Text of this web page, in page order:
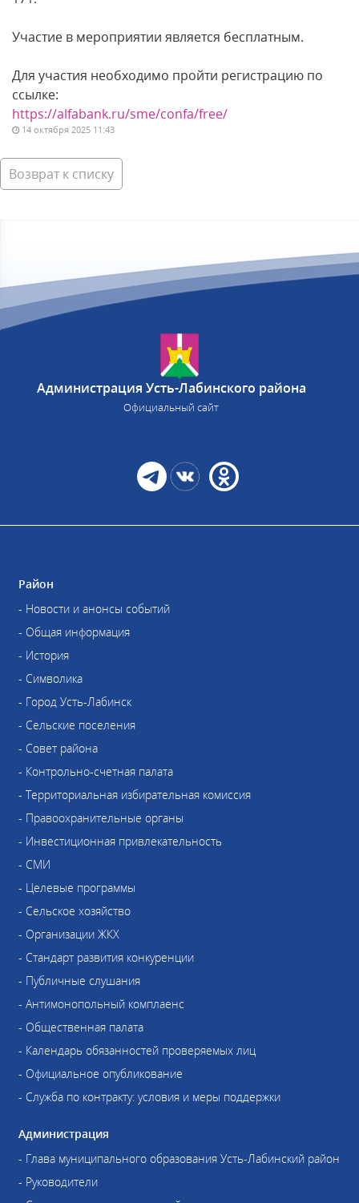
Участие в мероприятии является бесплатным.
Для участия необходимо пройти регистрацию по
ссылке:
https://alfabank.ru/sme/confa/free/
14 октября 2025 11:43
Возврат к списку
Администрация Усть-Лабинского района
Официальный сайт
Район
- Новости и анонсы событий
- Общая информация
- История
- Символика
- Город Усть-Лабинск
- Сельские поселения
- Совет района
- Контрольно-счетная палата
- Территориальная избирательная комиссия
- Правоохранительные органы
- Инвестиционная привлекательность
- СМИ
- Целевые программы
- Сельское хозяйство
- Организации ЖКХ
- Стандарт развития конкуренции
- Публичные слушания
- Антимонопольный комплаенс
- Общественная палата
- Календарь обязанностей проверяемых лиц
- Официальное опубликование
- Служба по контракту: условия и меры поддержки
Администрация
- Глава муниципального образования Усть-Лабинский район
- Руководители